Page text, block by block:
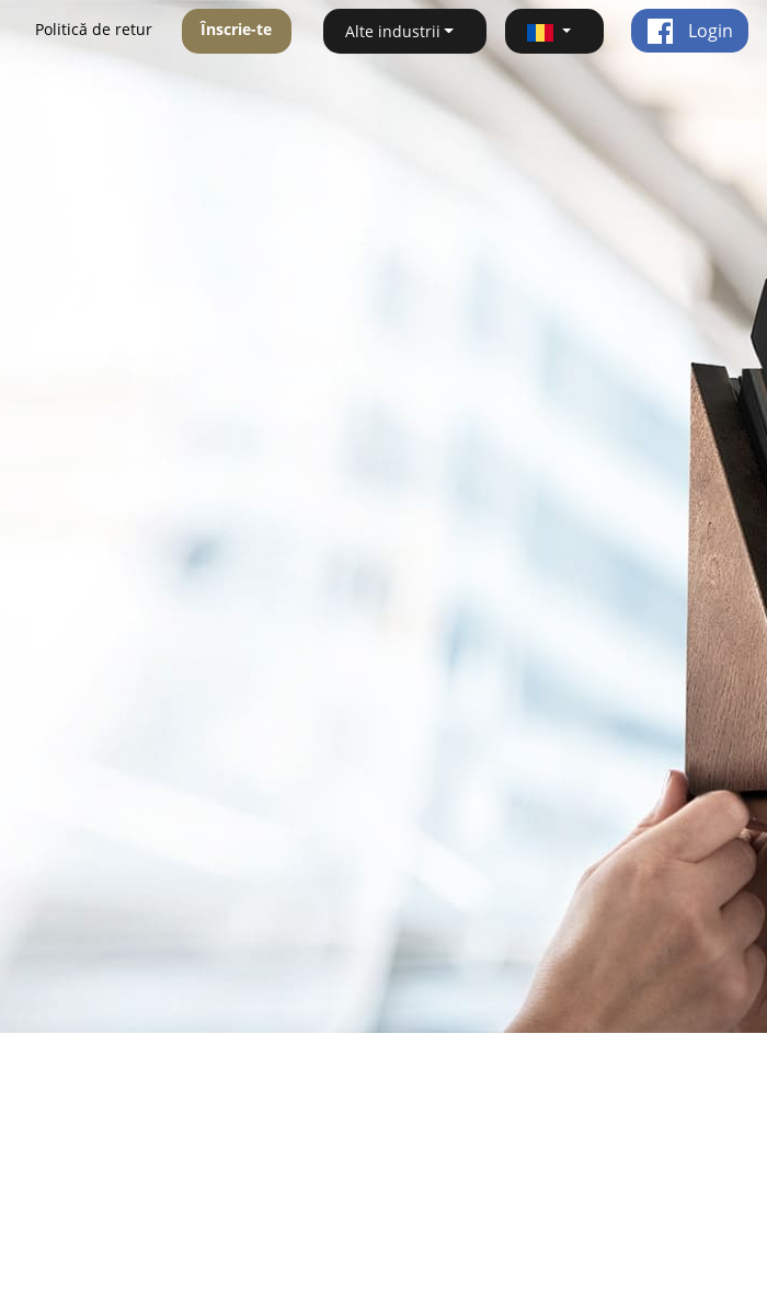
Politică de retur Înscrie-te Alte industrii Login